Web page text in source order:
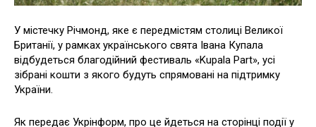
У містечку Річмонд, яке є передмістям столиці Великої
Британії, у рамках українського свята Івана Купала
відбудеться благодійний фестиваль «Kupala Part», усі
зібрані кошти з якого будуть спрямовані на підтримку
України.
Як передає Укрінформ, про це йдеться на сторінці події у